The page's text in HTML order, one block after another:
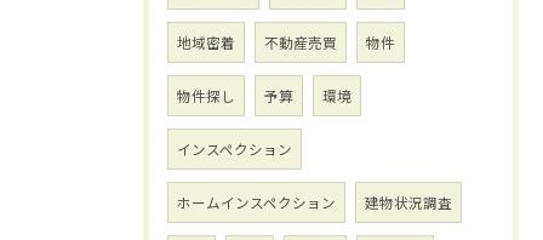
地域密着 不動産売買 物件
物件探し 予算 環境
インスペクション
ホームインスペクション 建物状況調査